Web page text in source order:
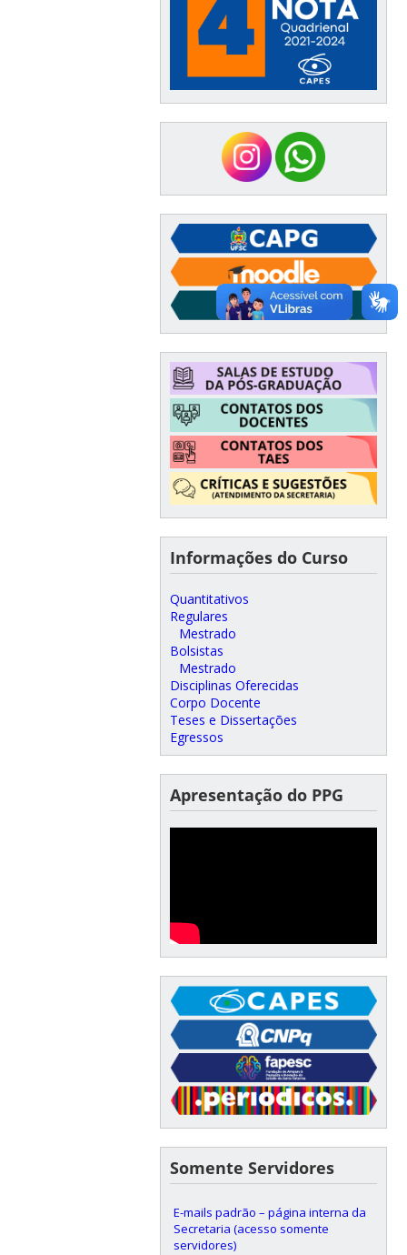
Informações do Curso
Quantitativos
Regulares
Mestrado
Bolsistas
Mestrado
Disciplinas Oferecidas
Corpo Docente
Teses e Dissertações
Egressos
Apresentação do PPG
Somente Servidores
E-mails padrão – página interna da
Secretaria (acesso somente
servidores)